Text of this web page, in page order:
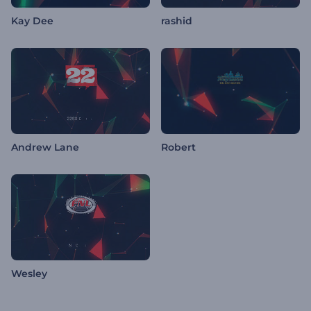
Kay Dee rashid
Andrew Lane Robert
Wesley